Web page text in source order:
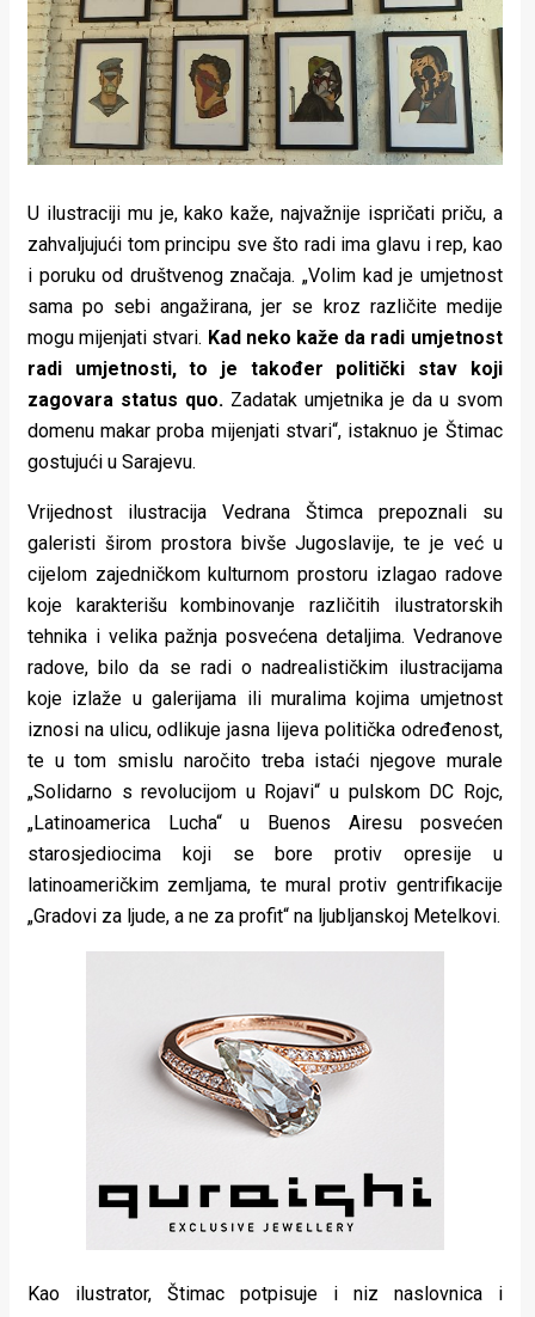
U ilustraciji mu je, kako kaže, najvažnije ispričati priču, a
zahvaljujući tom principu sve što radi ima glavu i rep, kao
i poruku od društvenog značaja. „Volim kad je umjetnost
sama po sebi angažirana, jer se kroz različite medije
mogu mijenjati stvari. Kad neko kaže da radi umjetnost
radi umjetnosti, to je također politički stav koji
zagovara status quo. Zadatak umjetnika je da u svom
domenu makar proba mijenjati stvari“, istaknuo je Štimac
gostujući u Sarajevu.
Vrijednost ilustracija Vedrana Štimca prepoznali su
galeristi širom prostora bivše Jugoslavije, te je već u
cijelom zajedničkom kulturnom prostoru izlagao radove
koje karakterišu kombinovanje različitih ilustratorskih
tehnika i velika pažnja posvećena detaljima. Vedranove
radove, bilo da se radi o nadrealističkim ilustracijama
koje izlaže u galerijama ili muralima kojima umjetnost
iznosi na ulicu, odlikuje jasna lijeva politička određenost,
te u tom smislu naročito treba istaći njegove murale
„Solidarno s revolucijom u Rojavi“ u pulskom DC Rojc,
„Latinoamerica Lucha“ u Buenos Airesu posvećen
starosjediocima koji se bore protiv opresije u
latinoameričkim zemljama, te mural protiv gentrifikacije
„Gradovi za ljude, a ne za profit“ na ljubljanskoj Metelkovi.
Kao ilustrator, Štimac potpisuje i niz naslovnica i